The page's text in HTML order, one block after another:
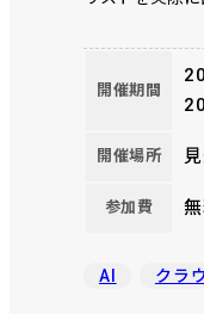
を実演しなが
の許す限り紹
開催期間
開催場所
参加費
AI クラ